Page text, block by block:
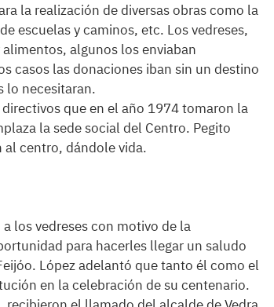
la realización de diversas obras como la
escuelas y caminos, etc. Los vedreses,
algunos los enviaban
casos las donaciones iban sin un destino
lo necesitaran.
que en el año 1974 tomaron la
la sede social del Centro. Pegito
centro, dándole vida.
los vedreses con motivo de la
para hacerles llegar un saludo
López adelantó que tanto él como el
en la celebración de su centenario.